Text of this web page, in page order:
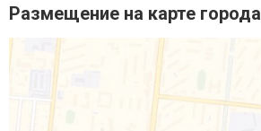
Размещение на карте города